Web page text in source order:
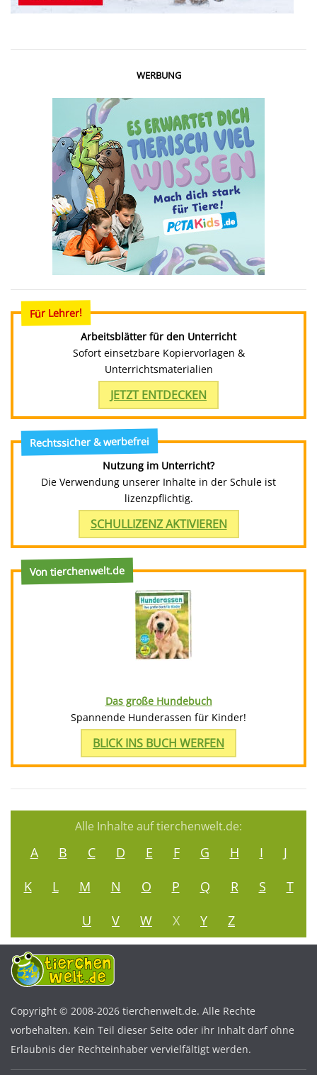
WERBUNG
Für Lehrer!
Arbeitsblätter für den Unterricht
Sofort einsetzbare Kopiervorlagen &
Unterrichtsmaterialien
JETZT ENTDECKEN
Rechtssicher & werbefrei
Nutzung im Unterricht?
Die Verwendung unserer Inhalte in der Schule ist
lizenzpflichtig.
SCHULLIZENZ AKTIVIEREN
Von tierchenwelt.de
Das große Hundebuch
Spannende Hunderassen für Kinder!
BLICK INS BUCH WERFEN
Alle Inhalte auf tierchenwelt.de:
A B C D E F G H I
J
K
L M N O P Q R S
T
U
V W X Y Z
Copyright © 2008-2026 tierchenwelt.de. Alle Rechte
vorbehalten. Kein Teil dieser Seite oder ihr Inhalt darf ohne
Erlaubnis der Rechteinhaber vervielfältigt werden.